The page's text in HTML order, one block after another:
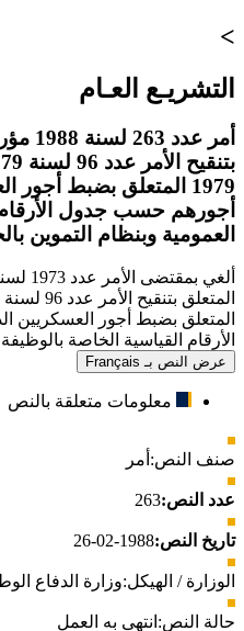
>
التشريـع العـام
1979 المتعلق بضبط
أجورهم حسب جدول الأرقام
العمومية وبنظام التموين
المتعلق بضبط أجور العسكريين
الأرقام القياسية الخاصة
عرض النص بـ Français
معلومات متعلقة بالنص
صنف النص: أمر
عدد النص:263
تاريخ النص:1988-02-26
الوزارة / الهيكل:وزارة الدفاع
حالة النص: انتهى به العمل